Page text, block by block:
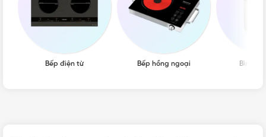
Bếp điện từ Bếp hồng ngoại Bình